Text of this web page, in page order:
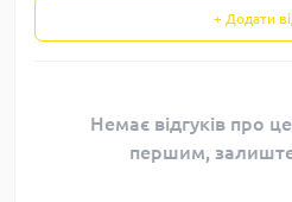
+ Додати
Немає відгуків про
першим, залиште